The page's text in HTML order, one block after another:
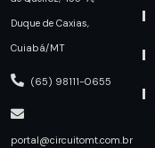
Duque de Caxias,
Cuiabá/MT
(65) 98111-0655
portal@circuitomt.com.br